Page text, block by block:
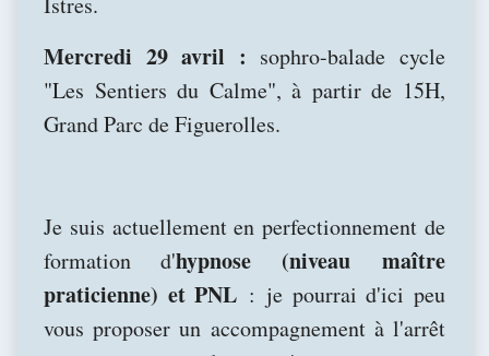
Mercredi 29 avril : sophro-balade cycle
"Les Sentiers du Calme", à partir de 15H,
Grand Parc de Figuerolles.
Je suis actuellement en perfectionnement de
formation d'hypnose (niveau maître
praticienne) et PNL : je pourrai d'ici peu
vous proposer un accompagnement à l'arrêt